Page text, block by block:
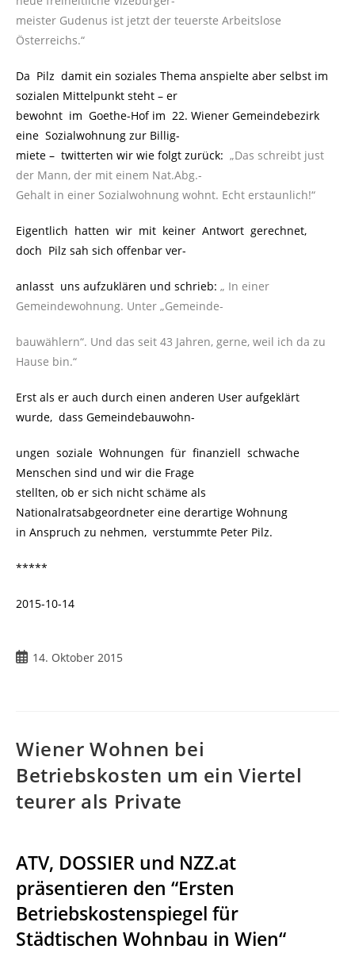
meister Gudenus ist jetzt der teuerste Arbeitslose
Österreichs.“
Da Pilz damit ein soziales Thema anspielte aber selbst im
sozialen Mittelpunkt steht – er
bewohnt im Goethe-Hof im 22. Wiener Gemeindebezirk
eine Sozialwohnung zur Billig-
miete – twitterten wir wie folgt zurück: „Das schreibt just
der Mann, der mit einem Nat.Abg.-
Gehalt in einer Sozialwohnung wohnt. Echt erstaunlich!“
Eigentlich hatten wir mit keiner Antwort gerechnet,
doch Pilz sah sich offenbar ver-
anlasst uns aufzuklären und schrieb: „ In einer
Gemeindewohnung. Unter „Gemeinde-
bauwählern“. Und das seit 43 Jahren, gerne, weil ich da zu
Hause bin.“
Erst als er auch durch einen anderen User aufgeklärt
wurde, dass Gemeindebauwohn-
ungen soziale Wohnungen für finanziell schwache
Menschen sind und wir die Frage
stellten, ob er sich nicht schäme als
Nationalratsabgeordneter eine derartige Wohnung
in Anspruch zu nehmen, verstummte Peter Pilz.
*****
2015-10-14
14. Oktober 2015
Wiener Wohnen bei
Betriebskosten um ein Viertel
teurer als Private
ATV, DOSSIER und NZZ.at
präsentieren den “Ersten
Betriebskostenspiegel für
Städtischen Wohnbau in Wien“